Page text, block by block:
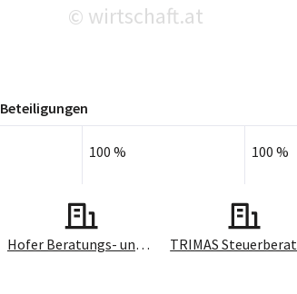
© wirtschaft.at
Hofer Beratungs- und Beteiligungs GmbH
100 % 100 %
Beteiligungen